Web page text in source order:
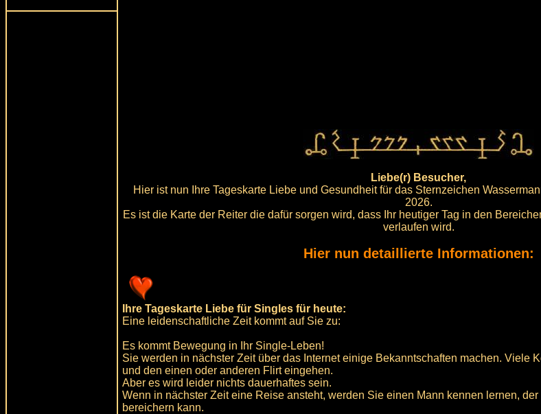
Liebe(r) Besucher,
Hier ist nun Ihre Tageskarte Liebe und Gesundheit für das Sternzeichen
2026.
Es ist die Karte der Reiter die dafür sorgen wird, dass Ihr heutiger Tag in den
verlaufen wird.
Hier nun detaillierte Informationen:
Ihre Tageskarte Liebe für Singles für heute:
Eine leidenschaftliche Zeit kommt auf Sie zu:
Es kommt Bewegung in Ihr Single-Leben!
Sie werden in nächster Zeit über das Internet einige Bekanntschaften machen. Viele
und den einen oder anderen Flirt eingehen.
Aber es wird leider nichts dauerhaftes sein.
Wenn in nächster Zeit eine Reise ansteht, werden Sie einen Mann kennen lernen,
bereichern kann.